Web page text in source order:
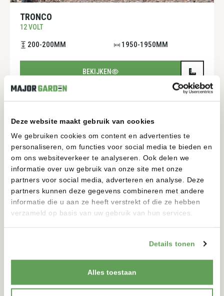
Deze website maakt gebruik van cookies
We gebruiken cookies om content en advertenties te
personaliseren, om functies voor social media te bieden en
om ons websiteverkeer te analyseren. Ook delen we
informatie over uw gebruik van onze site met onze
partners voor social media, adverteren en analyse. Deze
partners kunnen deze gegevens combineren met andere
informatie die u aan ze heeft verstrekt of die ze hebben
verzameld op basis van uw gebruik van hun services.
Details tonen
Alles toestaan
TRONCO
12 VOLT
200-200MM 1950-1950MM
BEKIJKEN
TORRE SOLAR